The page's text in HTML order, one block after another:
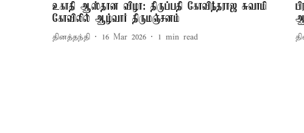
உகாதி ஆஸ்தான விழா: திருப்பதி கோவிந்தராஜ சுவாமி
கோவிலில் ஆழ்வார் திருமஞ்சனம்
தினத்தந்தி 16 Mar 2026 1 min read